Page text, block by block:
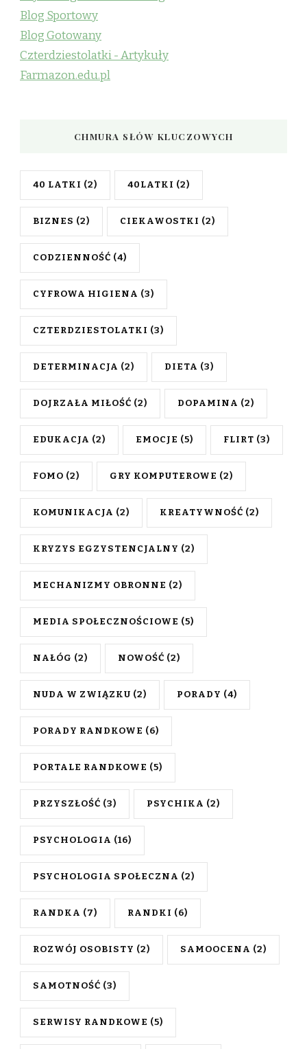
Blog Sportowy
Blog Gotowany
Czterdziestolatki - Artykuły
Farmazon.edu.pl
CHMURA SŁÓW KLUCZOWYCH
40 LATKI (2) 40LATKI (2)
BIZNES (2) CIEKAWOSTKI (2)
CODZIENNOŚĆ (4)
CYFROWA HIGIENA (3)
CZTERDZIESTOLATKI (3)
DETERMINACJA (2) DIETA (3)
DOJRZAŁA MIŁOŚĆ (2) DOPAMINA (2)
EDUKACJA (2) EMOCJE (5) FLIRT (3)
FOMO (2) GRY KOMPUTEROWE (2)
KOMUNIKACJA (2) KREATYWNOŚĆ (2)
KRYZYS EGZYSTENCJALNY (2)
MECHANIZMY OBRONNE (2)
MEDIA SPOŁECZNOŚCIOWE (5)
NAŁÓG (2) NOWOŚĆ (2)
NUDA W ZWIĄZKU (2) PORADY (4)
PORADY RANDKOWE (6)
PORTALE RANDKOWE (5)
PRZYSZŁOŚĆ (3) PSYCHIKA (2)
PSYCHOLOGIA (16)
PSYCHOLOGIA SPOŁECZNA (2)
RANDKA (7) RANDKI (6)
ROZWÓJ OSOBISTY (2) SAMOOCENA (2)
SAMOTNOŚĆ (3)
SERWISY RANDKOWE (5)